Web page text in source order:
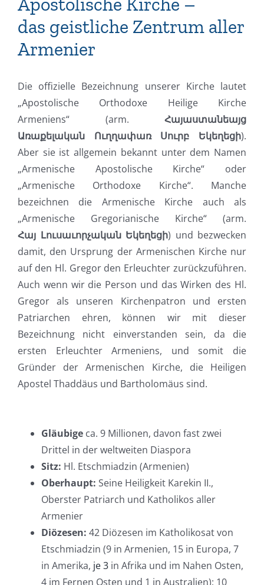
das geistliche Zentrum aller
Armenier
Die offizielle Bezeichnung unserer Kirche lautet
„Apostolische Orthodoxe Heilige Kirche
Armeniens“ (arm. Հայաստանեայց
Առաքելական Ուղղափառ Սուրբ Եկեղեցի).
Aber sie ist allgemein bekannt unter dem Namen
„Armenische Apostolische Kirche“ oder
„Armenische Orthodoxe Kirche“. Manche
bezeichnen die Armenische Kirche auch als
„Armenische Gregorianische Kirche“ (arm.
Հայ Լուսաւորչական Եկեղեցի) und bezwecken
damit, den Ursprung der Armenischen Kirche nur
auf den Hl. Gregor den Erleuchter zurückzuführen.
Auch wenn wir die Person und das Wirken des Hl.
Gregor als unseren Kirchenpatron und ersten
Patriarchen ehren, können wir mit dieser
Bezeichnung nicht einverstanden sein, da die
ersten Erleuchter Armeniens, und somit die
Gründer der Armenischen Kirche, die Heiligen
Apostel Thaddäus und Bartholomäus sind.
Gläubige ca. 9 Millionen, davon fast zwei
Drittel in der weltweiten Diaspora
Sitz: Hl. Etschmiadzin (Armenien)
Oberhaupt: Seine Heiligkeit Karekin II.,
Oberster Patriarch und Katholikos aller
Armenier
Diözesen: 42 Diözesen im Katholikosat von
Etschmiadzin (9 in Armenien, 15 in Europa, 7
in Amerika, je 3 in Afrika und im Nahen Osten,
4 im Fernen Osten und 1 in Australien); 10